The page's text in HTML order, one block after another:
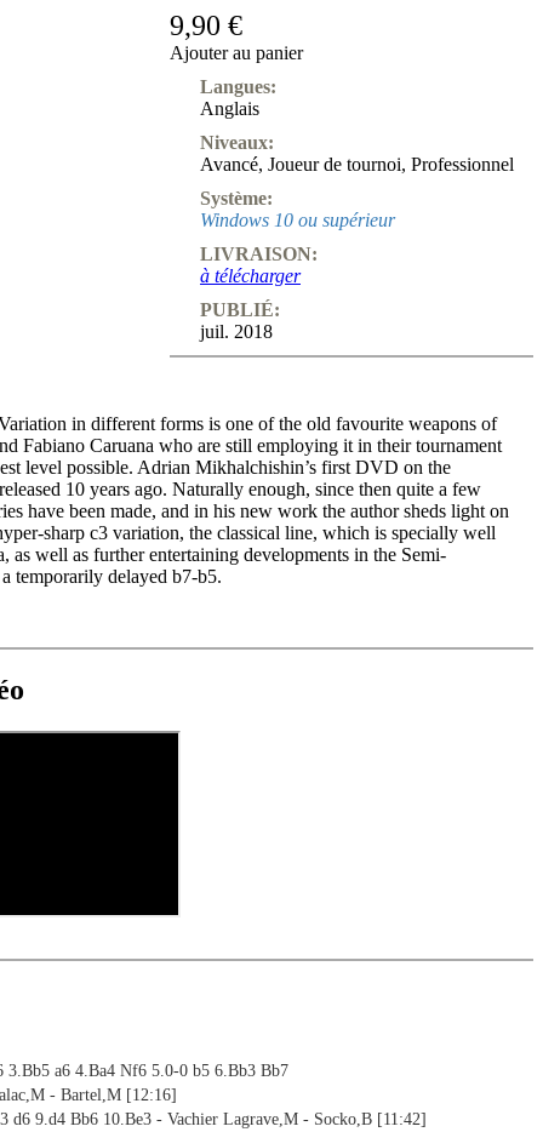
9,90 €
Ajouter au panier
Langues:
Anglais
Niveaux:
Avancé, Joueur de tournoi, Professionnel
Système:
Windows 10 ou supérieur
LIVRAISON:
à télécharger
PUBLIÉ:
juil. 2018
in different forms is one of the old favourite weapons of
Fabiano Caruana who are still employing it in their tournament
level possible. Adrian Mikhalchishin’s first DVD on the
10 years ago. Naturally enough, since then quite a few
have been made, and in his new work the author sheds light on
sharp c3 variation, the classical line, which is specially well
as well as further entertaining developments in the Semi-
temporarily delayed b7-b5.
3.Bb5 a6 4.Ba4 Nf6 5.0-0 b5 6.Bb3 Bb7
- Bartel,M [12:16]
d6 9.d4 Bb6 10.Be3 - Vachier Lagrave,M - Socko,B [11:42]